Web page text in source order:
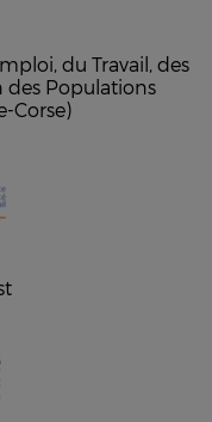
du Travail, des
des Populations
Corse)